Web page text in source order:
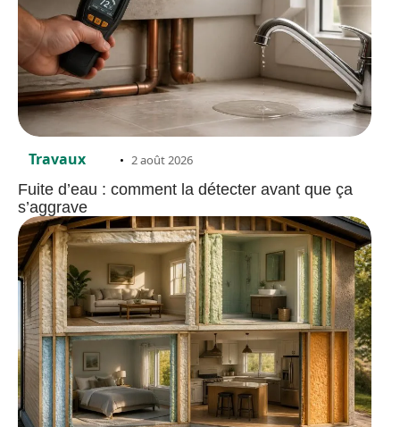
Travaux 2 août 2026
Fuite d’eau : comment la détecter avant que ça
s’aggrave